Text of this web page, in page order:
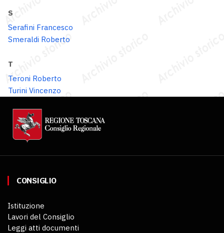
S
Serafini Francesco
Smeraldi Roberto
T
Teroni Roberto
Turini Vincenzo
CONSIGLIO
Istituzione
Lavori del Consiglio
Leggi atti documenti